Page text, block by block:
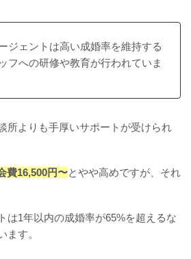
ジェントは高い成婚率を維持する
フへの研修や教育が行われていま
所よりも手厚いサポートが受けられ
費16,500円〜とやや高めですが、それ
は1年以内の成婚率が65%を超えるな
ます。